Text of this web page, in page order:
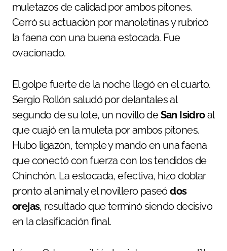
muletazos de calidad por ambos pitones.
Cerró su actuación por manoletinas y rubricó
la faena con una buena estocada. Fue
ovacionado.
El golpe fuerte de la noche llegó en el cuarto.
Sergio Rollón saludó por delantales al
segundo de su lote, un novillo deSan Isidroal
que cuajó en la muleta por ambos pitones.
Hubo ligazón, temple y mando en una faena
que conectó con fuerza con los tendidos de
Chinchón. La estocada, efectiva, hizo doblar
pronto al animal y el novillero paseódos
orejas, resultado que terminó siendo decisivo
en la clasificación final.